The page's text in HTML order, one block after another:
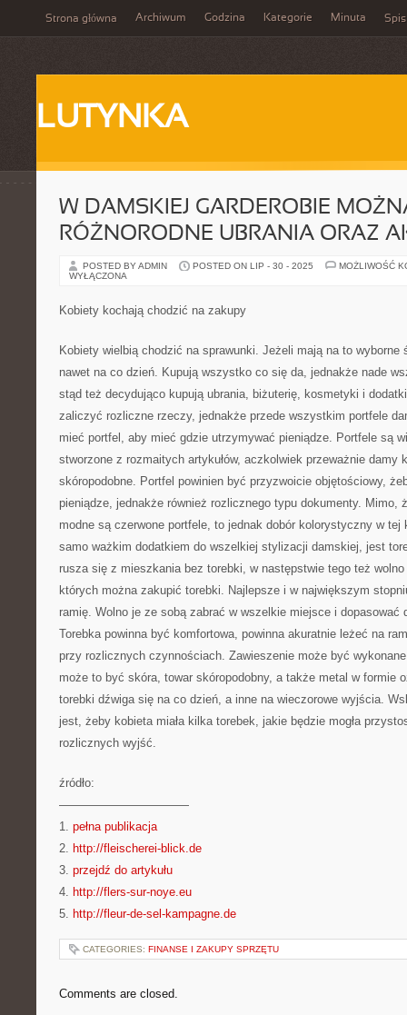
Strona główna Archiwum Godzina Kategorie Minuta Spis
LUTYNKA
W DAMSKIEJ GARDEROBIE
RÓŻNORODNE UBRANIA ORAZ
POSTED BY ADMIN POSTED ON LIP - 30 - 2025
MOŻLIWOŚĆ
WYŁĄCZONA
Kobiety kochają chodzić na zakupy
Kobiety wielbią chodzić na sprawunki. Jeżeli mają na to wyborne
nawet na co dzień. Kupują wszystko co się da, jednakże nade
stąd też decydująco kupują ubrania, biżuterię, kosmetyki i
zaliczyć rozliczne rzeczy, jednakże przede wszystkim portfele
mieć portfel, aby mieć gdzie utrzymywać pieniądze. Portfele są
stworzone z rozmaitych artykułów, aczkolwiek przeważnie damy
skóropodobne. Portfel powinien być przyzwoicie objętościowy,
pieniądze, jednakże również rozlicznego typu dokumenty. Mimo,
modne są czerwone portfele, to jednak dobór kolorystyczny w tej
samo ważkim dodatkiem do wszelkiej stylizacji damskiej, jest
rusza się z mieszkania bez torebki, w następstwie tego też
których można zakupić torebki. Najlepsze i w największym
ramię. Wolno je ze sobą zabrać w wszelkie miejsce i dopasować
Torebka powinna być komfortowa, powinna akuratnie leżeć na
przy rozlicznych czynnościach. Zawieszenie może być
może to być skóra, towar skóropodobny, a także metal w formie
torebki dźwiga się na co dzień, a inne na wieczorowe wyjścia.
jest, żeby kobieta miała kilka torebek, jakie będzie mogła
rozlicznych wyjść.
źródło:
———————————
1. pełna publikacja
2. http://fleischerei-blick.de
3. przejdź do artykułu
4. http://flers-sur-noye.eu
5. http://fleur-de-sel-kampagne.de
CATEGORIES: FINANSE I ZAKUPY SPRZĘTU
Comments are closed.